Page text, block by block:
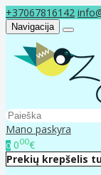
+37067816142
Navigacija
Mano paskyra
0 000€
Prekių krepšelis